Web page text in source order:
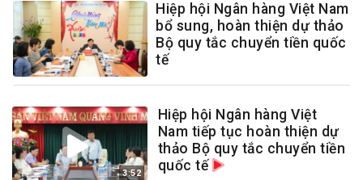
Hiệp hội Ngân hàng Việt Nam
bổ sung, hoàn thiện dự thảo
Bộ quy tắc chuyển tiền quốc
tế
3:52
Hiệp hội Ngân hàng Việt
Nam tiếp tục hoàn thiện dự
thảo Bộ quy tắc chuyển tiền
quốc tế